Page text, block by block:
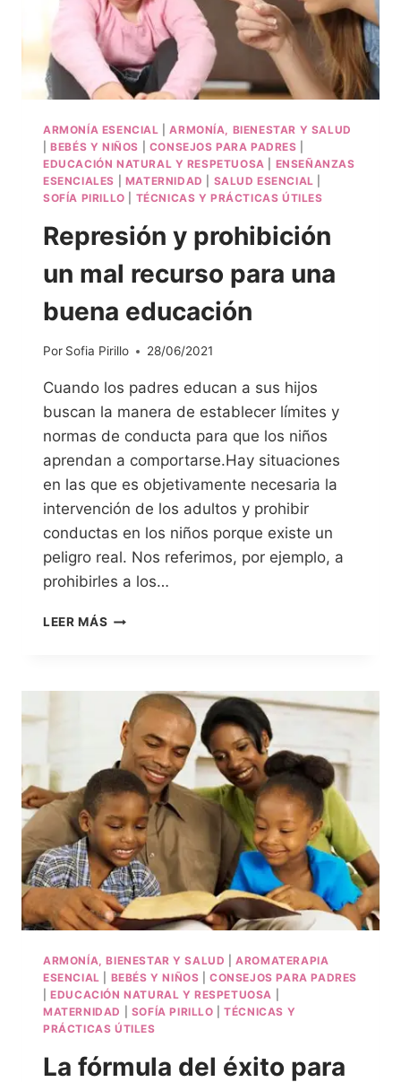
ARMONÍA ESENCIAL |ARMONÍA, BIENESTAR Y SALUD
|BEBÉS Y NIÑOS CONSEJOS PARA PADRES
EDUCACIÓN NATURAL Y RESPETUOSA
ENSEÑANZAS
ESENCIALES
MATERNIDAD SALUD ESENCIAL
SOFÍA PIRILLO
TÉCNICAS Y PRÁCTICAS ÚTILES
Represión y prohibición
un mal recurso para una
buena educación
Por Sofia Pirillo 28/06/2021
Cuando los padres educan a sus hijos
buscan la manera de establecer límites y
normas de conducta para que los niños
aprendan a comportarse.Hay situaciones
en las que es objetivamente necesaria la
intervención de los adultos y prohibir
conductas en los niños porque existe un
peligro real. Nos referimos, por ejemplo, a
prohibirles a los…
LEER MÁS
ARMONÍA, BIENESTAR Y SALUD |AROMATERAPIA
ESENCIAL
BEBÉS Y NIÑOS |CONSEJOS PARA PADRES
|EDUCACIÓN NATURAL Y RESPETUOSA
MATERNIDAD
SOFÍA PIRILLO |TÉCNICAS Y
PRÁCTICAS ÚTILES
La fórmula del éxito para